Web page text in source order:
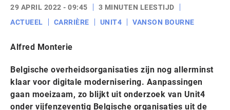
29 APRIL 2022 - 09:45
3 MINUTEN LEESTIJD
ACTUEEL
CARRIÈRE UNIT4 VANSON BOURNE
Alfred Monterie
Belgische overheidsorganisaties zijn nog allerminst
klaar voor digitale modernisering. Aanpassingen
gaan moeizaam, zo blijkt uit onderzoek van Unit4
onder vijfenzeventig Belgische organisaties uit de